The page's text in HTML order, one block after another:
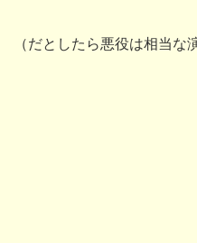
（だとしたら悪役は相当な